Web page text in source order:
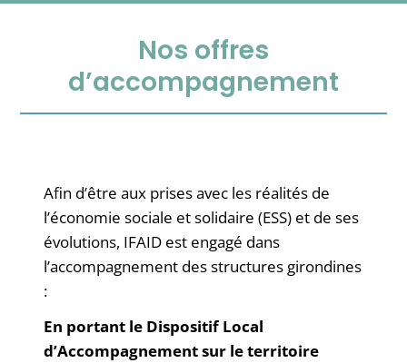
Nos offres
d’accompagnement
Afin d’être aux prises avec les réalités de
l’économie sociale et solidaire (ESS) et de ses
évolutions, IFAID est engagé dans
l’accompagnement des structures girondines
:
En portant le Dispositif Local
d’Accompagnement sur le territoire